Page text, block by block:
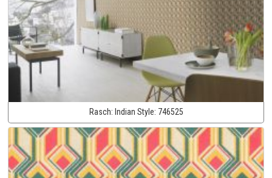
Rasch: Indian Style: 746525